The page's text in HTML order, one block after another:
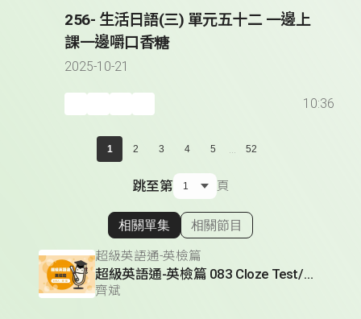
256- 生活日語(三) 單元五十二 一邊上
課一邊嚼口香糖
2025-10-21
10:36
1 2 3 4 5 ... 52
跳至第 頁
顯示相關單集
相關單集 相關節目
超級英語通-英檢篇
超級英語通-英檢篇 083 Cloze Test/段落填空-13
齊斌